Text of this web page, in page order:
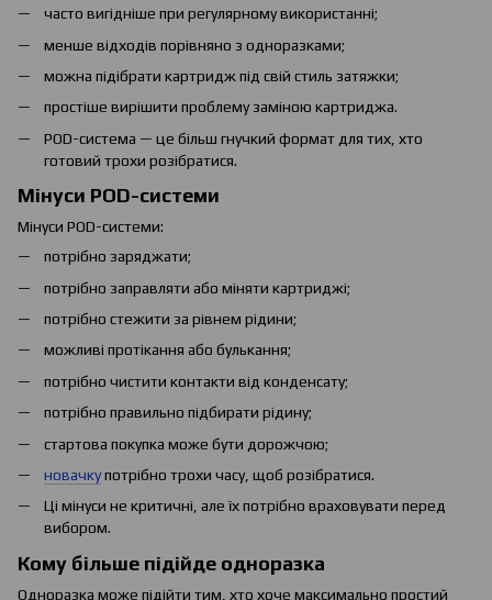
часто вигідніше при регулярному використанні;
менше відходів порівняно з одноразками;
можна підібрати картридж під свій стиль затяжки;
простіше вирішити проблему заміною картриджа.
POD-система — це більш гнучкий формат для тих, хто
готовий трохи розібратися.
Мінуси POD-системи
Мінуси POD-системи:
потрібно заряджати;
потрібно заправляти або міняти картриджі;
потрібно стежити за рівнем рідини;
можливі протікання або булькання;
потрібно чистити контакти від конденсату;
потрібно правильно підбирати рідину;
стартова покупка може бути дорожчою;
новачкупотрібно трохи часу, щоб розібратися.
Ці мінуси не критичні, але їх потрібно враховувати перед
вибором.
Кому більше підійде одноразка
Одноразка може підійти тим, хто хоче максимально простий